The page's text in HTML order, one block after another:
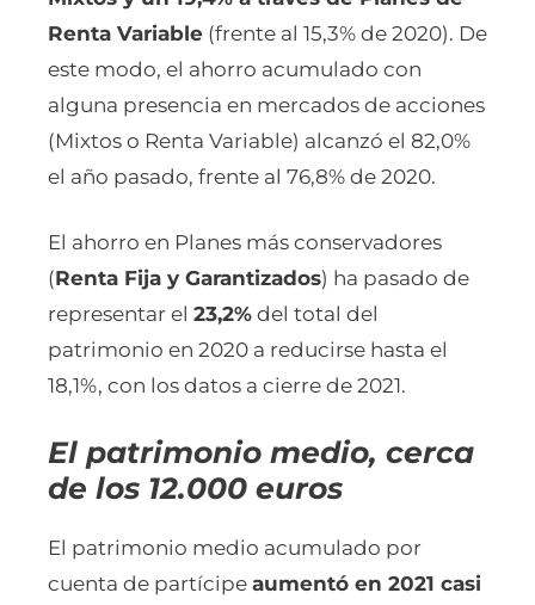
Renta Variable (frente al 15,3% de 2020). De
este modo, el ahorro acumulado con
alguna presencia en mercados de acciones
(Mixtos o Renta Variable) alcanzó el 82,0%
el año pasado, frente al 76,8% de 2020.
El ahorro en Planes más conservadores
(Renta Fija y Garantizados) ha pasado de
representar el 23,2% del total del
patrimonio en 2020 a reducirse hasta el
18,1%, con los datos a cierre de 2021.
El patrimonio medio, cerca
de los 12.000 euros
El patrimonio medio acumulado por
cuenta de partícipe aumentó en 2021 casi